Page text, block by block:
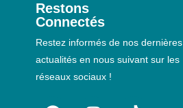
Restons
Connectés
Restez informés de nos dernières
actualités en nous suivant sur les
réseaux sociaux !